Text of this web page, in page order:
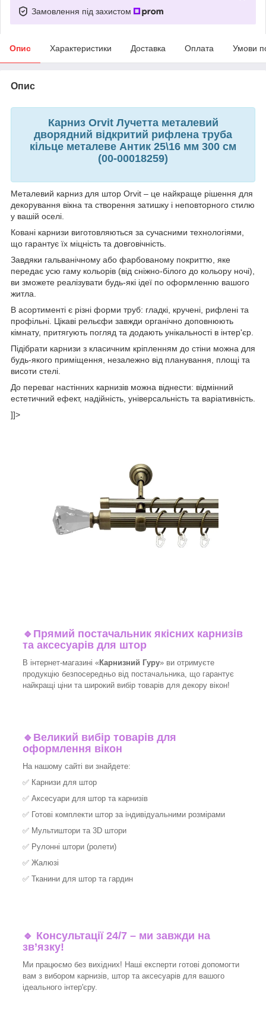
Замовлення під захистом
Опис Характеристики Доставка Оплата Умови
Опис
Карниз Orvit Лучетта металевий
дворядний відкритий рифлена труба
кільце металеве Антик 25\16 мм 300 см
(00-00018259)
Металевий карниз для штор Orvit – це найкраще рішення для
декорування вікна та створення затишку і неповторного стилю
у вашій оселі.
Ковані карнизи виготовляються за сучасними технологіями,
що гарантує їх міцність та довговічність.
Завдяки гальванічному або фарбованому покриттю, яке
передає усю гаму кольорів (від сніжно-білого до кольору ночі),
ви зможете реалізувати будь-які ідеї по оформленню вашого
житла.
В асортименті є різні форми труб: гладкі, кручені, рифлені та
профільні. Цікаві рельєфи завжди органічно доповнюють
кімнату, притягують погляд та додають унікальності в інтер'єр.
Підібрати карнизи з класичним кріпленням до стіни можна для
будь-якого приміщення, незалежно від планування, площі та
висоти стелі.
До переваг настінних карнизів можна віднести: відмінний
естетичний ефект, надійність, універсальність та варіативність.
]]>
🔹 Прямий постачальник якісних карнизів
та аксесуарів для штор
В інтернет-магазині «Карнизний Гуру» ви отримуєте
продукцію безпосередньо від постачальника, що гарантує
найкращі ціни та широкий вибір товарів для декору вікон!​
🔹 Великий вибір товарів для
оформлення вікон
На нашому сайті ви знайдете:
✅ Карнизи для штор
✅ Аксесуари для штор та карнизів
✅ Готові комплекти штор за індивідуальними розмірами
✅ Мультиштори та 3D штори
✅ Рулонні штори (ролети)
✅ Жалюзі
✅ Тканини для штор та гардин
🔹 Консультації 24/7 – ми завжди на
зв’язку!
Ми працюємо без вихідних! Наші експерти готові допомогти
вам з вибором карнизів, штор та аксесуарів для вашого
ідеального інтер'єру.​